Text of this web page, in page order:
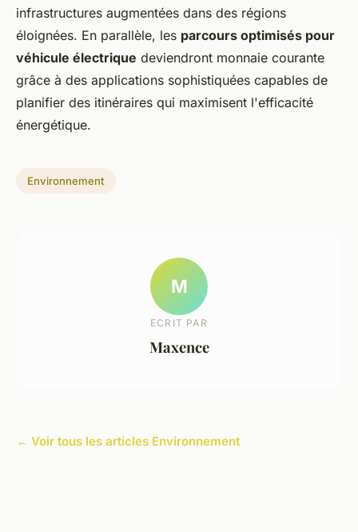
infrastructures augmentées dans des régions
éloignées. En parallèle, les parcours optimisés pour
véhicule électrique deviendront monnaie courante
grâce à des applications sophistiquées capables de
planifier des itinéraires qui maximisent l'efficacité
énergétique.
Environnement
M
ECRIT PAR
Maxence
← Voir tous les articles Environnement